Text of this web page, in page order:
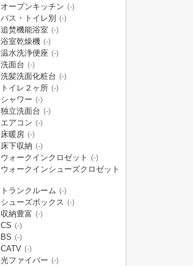
オープンキッチン (-)
バス・トイレ別 (-)
追焚機能浴室 (-)
浴室乾燥機 (-)
温水洗浄便座 (-)
洗面台 (-)
洗髪洗面化粧台 (-)
トイレ２ヶ所 (-)
シャワー (-)
独立洗面台 (-)
エアコン (-)
床暖房 (-)
床下収納 (-)
ウォークインクロゼット (-)
ウォークインシューズクロゼット
トランクルーム (-)
シューズボックス (-)
収納豊富 (-)
CS (-)
BS (-)
CATV (-)
光ファイバー (-)